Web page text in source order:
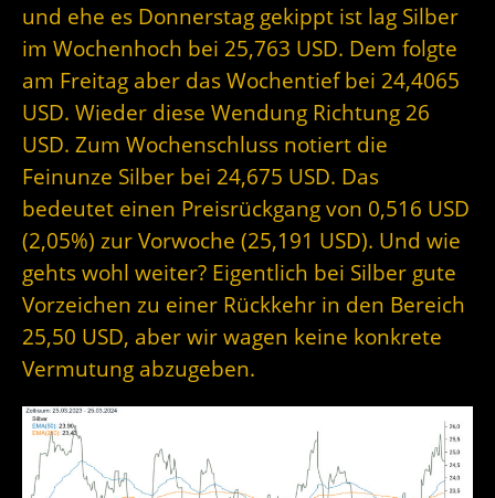
und ehe es Donnerstag gekippt ist lag Silber
im Wochenhoch bei 25,763 USD. Dem folgte
am Freitag aber das Wochentief bei 24,4065
USD. Wieder diese Wendung Richtung 26
USD. Zum Wochenschluss notiert die
Feinunze Silber bei 24,675 USD. Das
bedeutet einen Preisrückgang von 0,516 USD
(2,05%) zur Vorwoche (25,191 USD). Und wie
gehts wohl weiter? Eigentlich bei Silber gute
Vorzeichen zu einer Rückkehr in den Bereich
25,50 USD, aber wir wagen keine konkrete
Vermutung abzugeben.